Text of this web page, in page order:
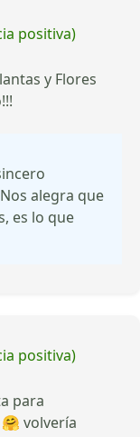
positiva)
y Flores
alegra que
es lo que
positiva)
para
volvería